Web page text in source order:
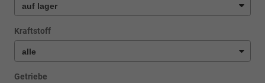
Kraftstoff
Getriebe